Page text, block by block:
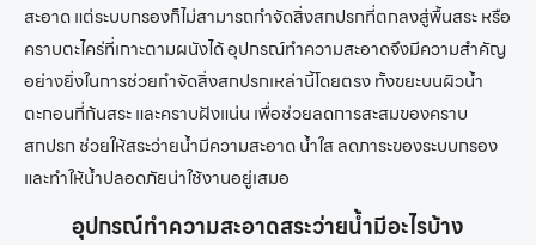
สะอาด แต่ระบบกรองก็ไม่สามารถกำจัดสิ่งสกปรกที่ตกลงสู่พื้นสระ หรือ
คราบตะไคร่ที่เกาะตามผนังได้ อุปกรณ์ทำความสะอาดจึงมีความสำคัญ
อย่างยิ่งในการช่วยกำจัดสิ่งสกปรกเหล่านี้โดยตรง ทั้งขยะบนผิวน้ำ
ตะกอนที่ก้นสระ และคราบฝังแน่น เพื่อช่วยลดการสะสมของคราบ
สกปรก ช่วยให้สระว่ายน้ำมีความสะอาด น้ำใส ลดภาระของระบบกรอง
และทำให้น้ำปลอดภัยน่าใช้งานอยู่เสมอ
อุปกรณ์ทำความสะอาดสระว่ายน้ำมีอะไรบ้าง